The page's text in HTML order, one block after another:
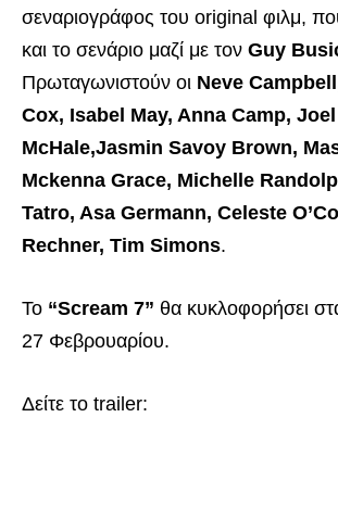
σεναριογράφος του original φιλμ,
και το σενάριο μαζί με τον Guy
Πρωταγωνιστούν οι Neve
Cox, Isabel May, Anna Camp, Joel
McHale,Jasmin Savoy Brown,
Mckenna Grace, Michelle
Tatro, Asa Germann, Celeste
Rechner, Tim Simons.
Το “Scream 7” θα κυκλοφορήσει
27 Φεβρουαρίου.
Δείτε το trailer: